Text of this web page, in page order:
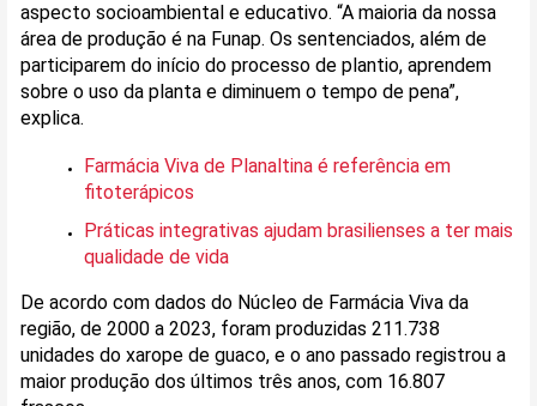
aspecto socioambiental e educativo. “A maioria da nossa
área de produção é na Funap. Os sentenciados, além de
participarem do início do processo de plantio, aprendem
sobre o uso da planta e diminuem o tempo de pena”,
explica.
Farmácia Viva de Planaltina é referência em
fitoterápicos
Práticas integrativas ajudam brasilienses a ter mais
qualidade de vida
De acordo com dados do Núcleo de Farmácia Viva da
região, de 2000 a 2023, foram produzidas 211.738
unidades do xarope de guaco, e o ano passado registrou a
maior produção dos últimos três anos, com 16.807